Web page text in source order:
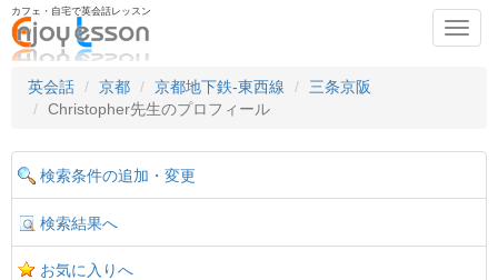
カフェ・自宅で英会話レッスン
英会話
京都 京都地下鉄-東西線
三条京阪
Christopher先生のプロフィール
検索条件の追加・変更
検索結果へ
お気に入りへ